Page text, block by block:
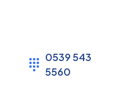
0539 543
5560